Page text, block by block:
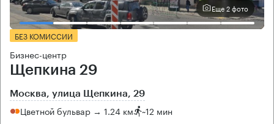
Еще 2 фото
БЕЗ КОМИССИИ
Бизнес-центр
Щепкина 29
Москва, улица Щепкина, 29
Цветной бульвар → 1.24 км ~12 мин